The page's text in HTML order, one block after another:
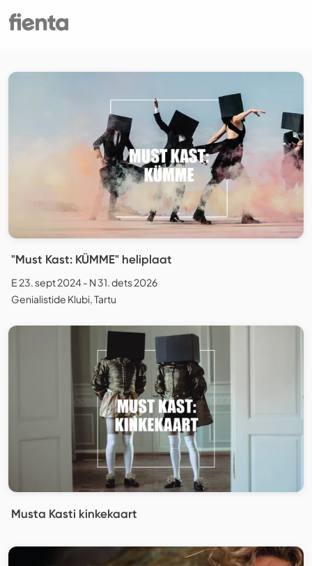
"Must Kast: KÜMME" heliplaat
E 23. sept 2024 - N 31. dets 2026
Genialistide Klubi, Tartu
Musta Kasti kinkekaart